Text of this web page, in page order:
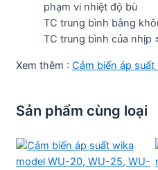
phạm vi nhiệt độ bù
TC trung bình bằng
TC trung bình của nhịp
Xem thêm : Cảm biến áp suất
Sản phẩm cùng loại